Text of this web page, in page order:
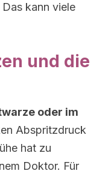
kann viele
und die
oder im
Abspritzdruck
hat zu
Doktor. Für